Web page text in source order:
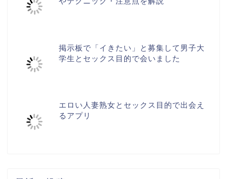
掲示板で「イきたい」と募集して男子大
学生とセックス目的で会いました
エロい人妻熟女とセックス目的で出会え
るアプリ